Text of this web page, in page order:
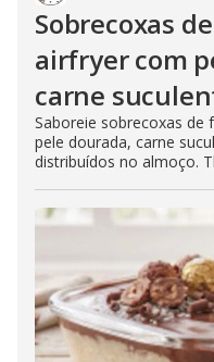
Sobrecoxas
airfryer com
carne
Saboreie sobrecoxas de
pele dourada, carne
distribuídos no almoço.